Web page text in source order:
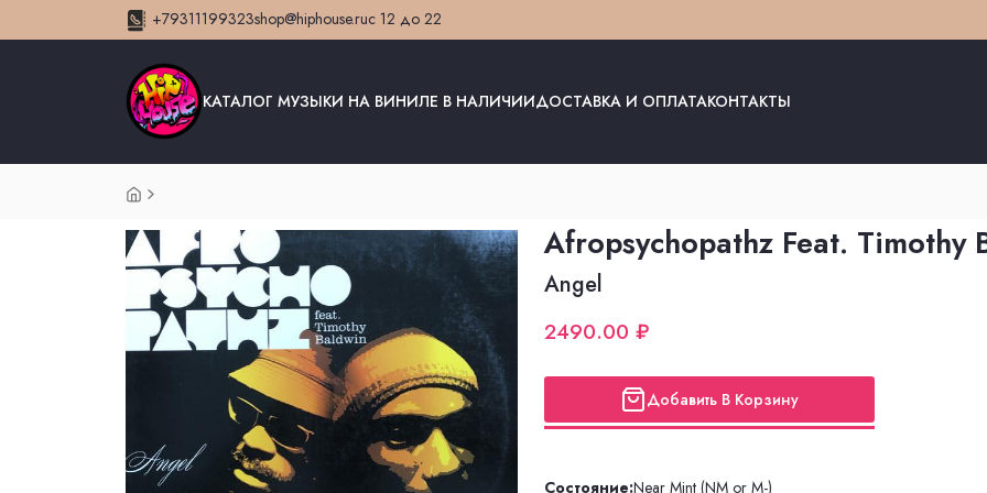
+79311199323shop@hiphouse.ruс 12 до 22
КАТАЛОГ МУЗЫКИ НА ВИНИЛЕ В НАЛИЧИИДОСТАВКА И ОПЛАТАКОНТАКТЫ
Afropsychopathz Feat. Timothy
Angel
2490.00 ₽
Добавить В Корзину
Состояние:Near Mint (NM or M-)